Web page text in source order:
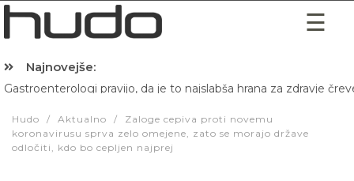
Najnovejše:
Gastroenterologi pravijo, da je to najslabša hrana za zdravje
Hudo / Aktualno /
Zaloge cepiva proti novemu
koronavirusu sprva zelo omejene, zato se morajo države
odločiti, kdo bo cepljen najprej